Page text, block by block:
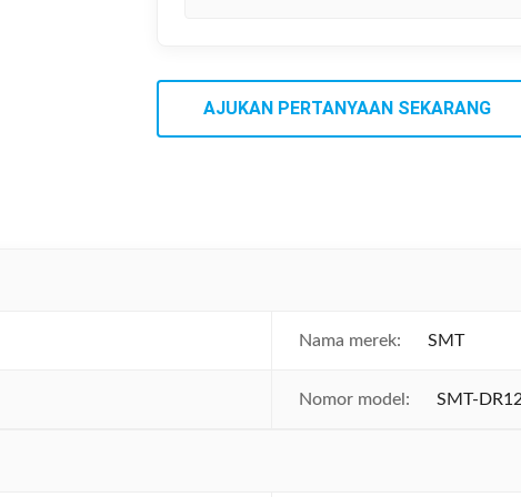
AJUKAN PERTANYAAN SEKARANG
Nama merek: SMT
Nomor model: SMT-